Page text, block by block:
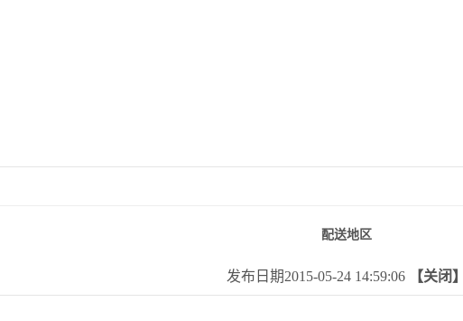
配送地区
发布日期2015-05-24 14:59:06 【关闭